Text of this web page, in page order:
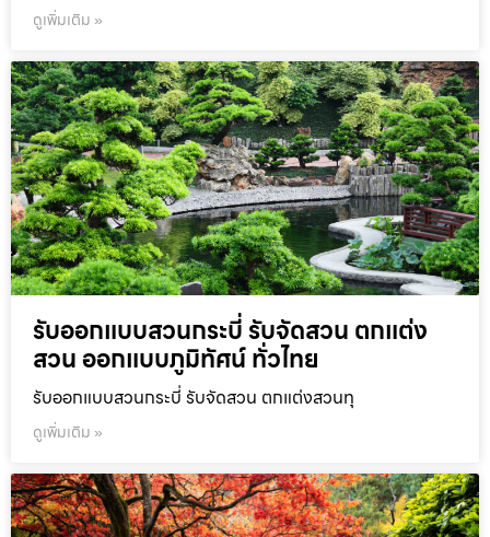
ดูเพิ่มเติม »
รับออกแบบสวนกระบี่ รับจัดสวน ตกแต่ง
สวน ออกแบบภูมิทัศน์ ทั่วไทย
รับออกแบบสวนกระบี่ รับจัดสวน ตกแต่งสวนทุ
ดูเพิ่มเติม »